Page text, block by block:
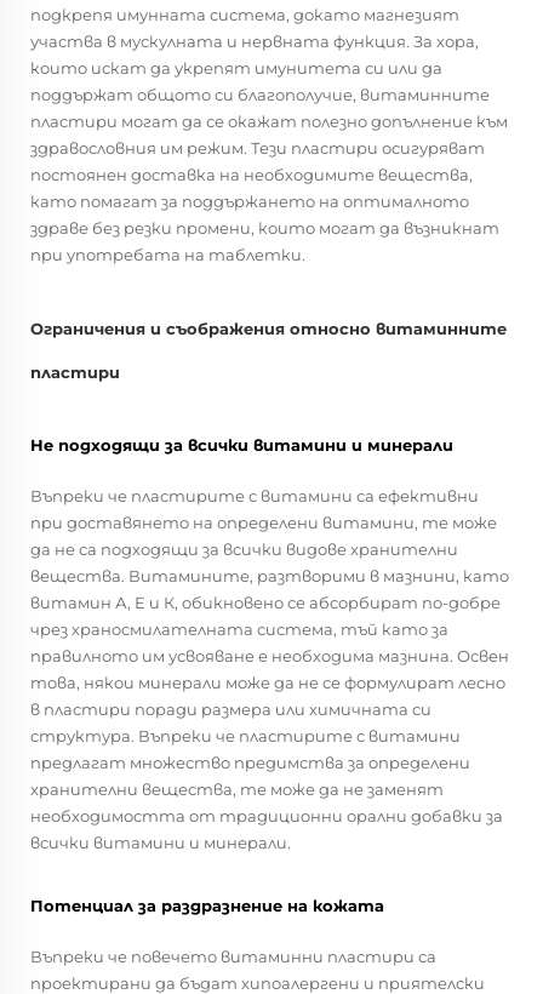
подкрепя имунната система, докато магнезият
участва в мускулната и нервната функция. За хора,
които искат да укрепят имунитета си или да
поддържат общото си благополучие, витаминните
пластири могат да се окажат полезно допълнение към
здравословния им режим. Тези пластири осигуряват
постоянен доставка на необходимите вещества,
като помагат за поддържането на оптималното
здраве без резки промени, които могат да възникнат
при употребата на таблетки.
Ограничения и съображения относно витаминните
пластири
Не подходящи за всички витамини и минерали
Въпреки че пластирите с витамини са ефективни
при доставянето на определени витамини, те може
да не са подходящи за всички видове хранителни
вещества. Витамините, разтворими в мазнини, като
витамин А, Е и К, обикновено се абсорбират по-добре
чрез храносмилателната система, тъй като за
правилното им усвояване е необходима мазнина. Освен
това, някои минерали може да не се формулират лесно
в пластири поради размера или химичната си
структура. Въпреки че пластирите с витамини
предлагат множество предимства за определени
хранителни вещества, те може да не заменят
необходимостта от традиционни орални добавки за
всички витамини и минерали.
Потенциал за раздразнение на кожата
Въпреки че повечето витаминни пластири са
проектирани да бъдат хипоалергени и приятелски